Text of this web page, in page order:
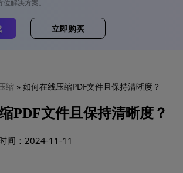
解决方案。
立即购买
缩 » 如何在线压缩PDF文件且保持清晰度？
PDF文件且保持清晰度？
间：2024-11-11